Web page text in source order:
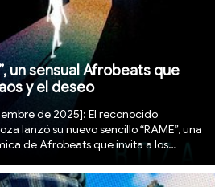
un sensual Afrobeats que
y el deseo
de 2025]: El reconocido
lanzó su nuevo sencillo “RAMÉ”, una
de Afrobeats que invita a los
refleja la ...